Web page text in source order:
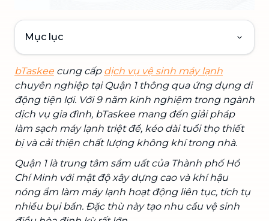
Mục lục
bTaskee cung cấp dịch vụ vệ sinh máy lạnh
chuyên nghiệp tại Quận 1 thông qua ứng dụng di
động tiện lợi. Với 9 năm kinh nghiệm trong ngành
dịch vụ gia đình, bTaskee mang đến giải pháp
làm sạch máy lạnh triệt để, kéo dài tuổi thọ thiết
bị và cải thiện chất lượng không khí trong nhà.
Quận 1 là trung tâm sầm uất của Thành phố Hồ
Chí Minh với mật độ xây dựng cao và khí hậu
nóng ẩm làm máy lạnh hoạt động liên tục, tích tụ
nhiều bụi bẩn. Đặc thù này tạo nhu cầu vệ sinh